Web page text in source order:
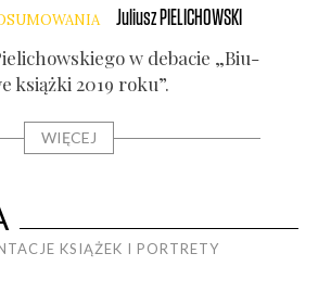
Juliusz PIELICHOWSKI
w deba­cie „Biu­
książ­ki 2019 roku”.
WIĘCEJ
KSIĄŻEK I PORTRETY